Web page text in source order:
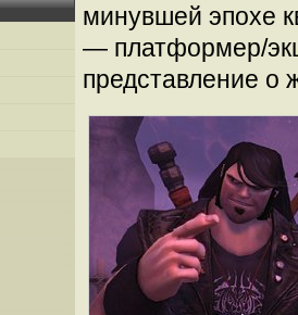
минувшей эпохе
— платформер/
представление о